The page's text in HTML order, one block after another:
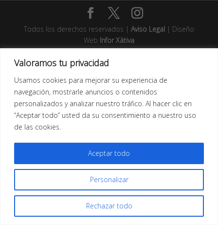
Valoramos tu privacidad
Usamos cookies para mejorar su experiencia de
navegación, mostrarle anuncios o contenidos
personalizados y analizar nuestro tráfico. Al hacer clic en
“Aceptar todo” usted da su consentimiento a nuestro uso
de las cookies.
Personalizar
Rechazar todo
Aceptar todo
Todos los derechos reservados | Aviso Legal| Diseño
Web Infor Xàtiva